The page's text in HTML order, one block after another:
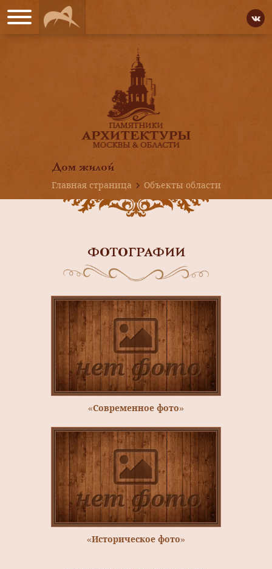
Дом жилой
Главная страница
Объекты области
ФОТОГРАФИИ
«Современное фото»
«Историческое фото»